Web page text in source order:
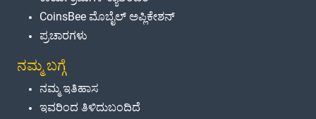
CoinsBee ಮೊಬೈಲ್ ಅಪ್ಲಿಕೇಶನ್
ಪ್ರಚಾರಗಳು
ನಮ್ಮ ಬಗ್ಗೆ
ನಮ್ಮ ಇತಿಹಾಸ
ಇವರಿಂದ ತಿಳಿದುಬಂದಿದೆ